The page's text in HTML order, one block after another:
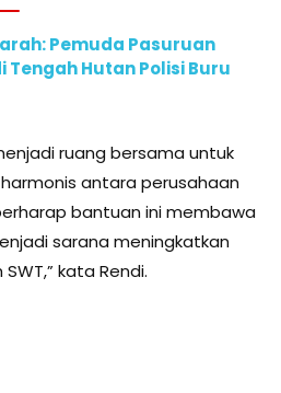
Pemuda Pasuruan
Tengah Hutan Polisi Buru
ruang bersama untuk
antara perusahaan
bantuan ini membawa
sarana meningkatkan
kata Rendi.